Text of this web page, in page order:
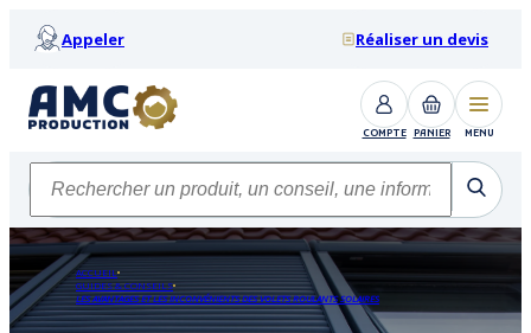
Appeler Réaliser un devis
COMPTE PANIER MENU
ACCUEIL
GUIDES & CONSEILS
LES AVANTAGES ET LES INCONVÉNIENTS DES VOLETS ROULANTS SOLAIRES